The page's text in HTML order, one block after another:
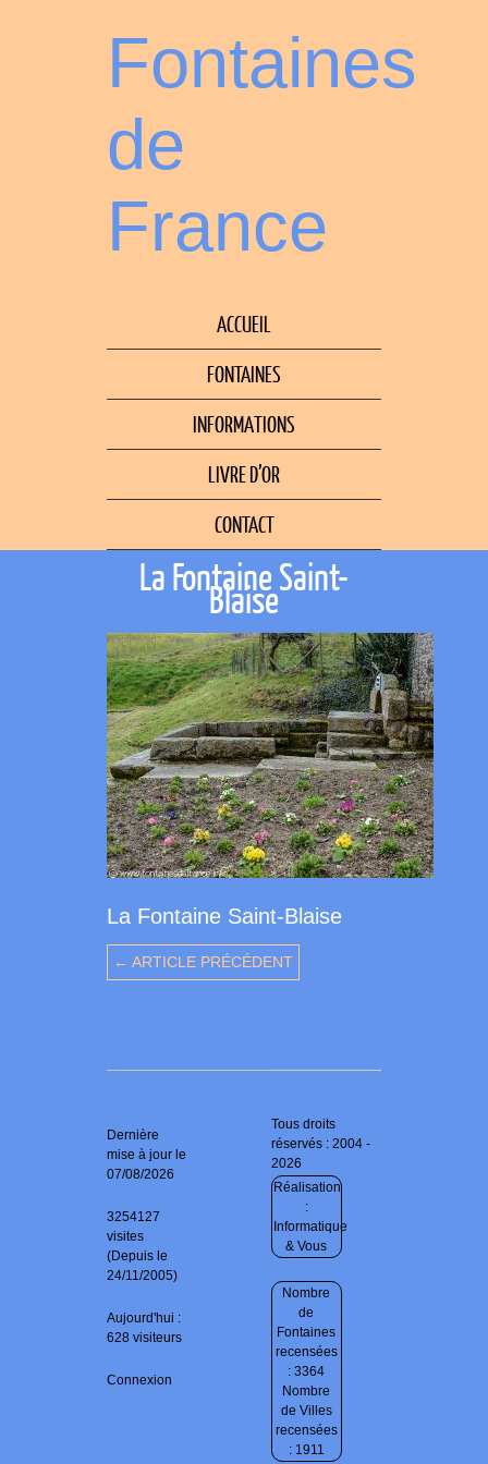
Fontaines
de
France
ACCUEIL
FONTAINES
INFORMATIONS
LIVRE D’OR
CONTACT
La Fontaine Saint-
Blaise
La Fontaine Saint-Blaise
← ARTICLE PRÉCÉDENT
Dernière
mise à jour le
07/08/2026
3254127
visites
(Depuis le
24/11/2005)
Aujourd'hui :
628 visiteurs
Connexion
Tous droits
réservés : 2004 -
2026
Réalisation
:
Informatique
& Vous
Nombre
de
Fontaines
recensées
: 3364
Nombre
de Villes
recensées
: 1911